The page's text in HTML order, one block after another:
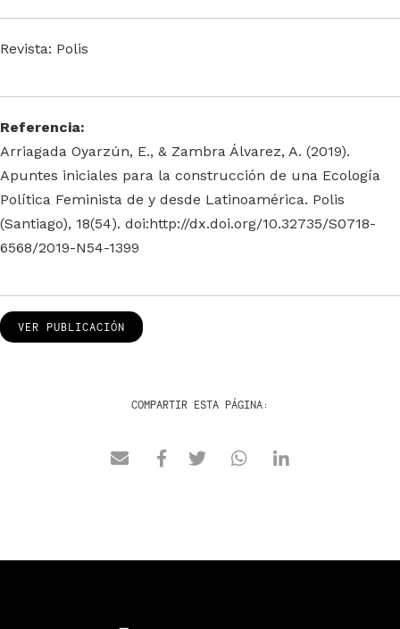
Revista: Polis
Referencia:
Arriagada Oyarzún, E., & Zambra Álvarez, A. (2019).
Apuntes iniciales para la construcción de una Ecología
Política Feminista de y desde Latinoamérica. Polis
(Santiago), 18(54). doi:http://dx.doi.org/10.32735/S0718-
6568/2019-N54-1399
VER PUBLICACIÓN
COMPARTIR ESTA PÁGINA: